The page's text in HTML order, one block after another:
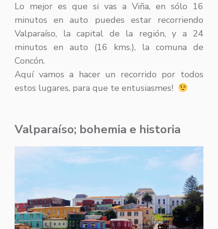
Lo mejor es que si vas a Viña, en sólo 16
minutos en auto puedes estar recorriendo
Valparaíso, la capital de la región, y a 24
minutos en auto (16 kms.), la comuna de
Concón.
Aquí vamos a hacer un recorrido por todos
estos lugares, para que te entusiasmes!
Valparaíso; bohemia e historia